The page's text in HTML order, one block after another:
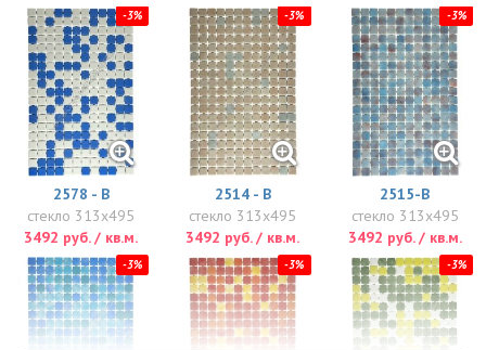
-3%
2578 - B
стекло 313x495
3492 руб. / кв.м.
-3%
2514 - В
стекло 313x495
3492 руб. / кв.м.
-3%
2515-B
стекло 313x495
3492 руб. / кв.м.
-3% -3% -3%